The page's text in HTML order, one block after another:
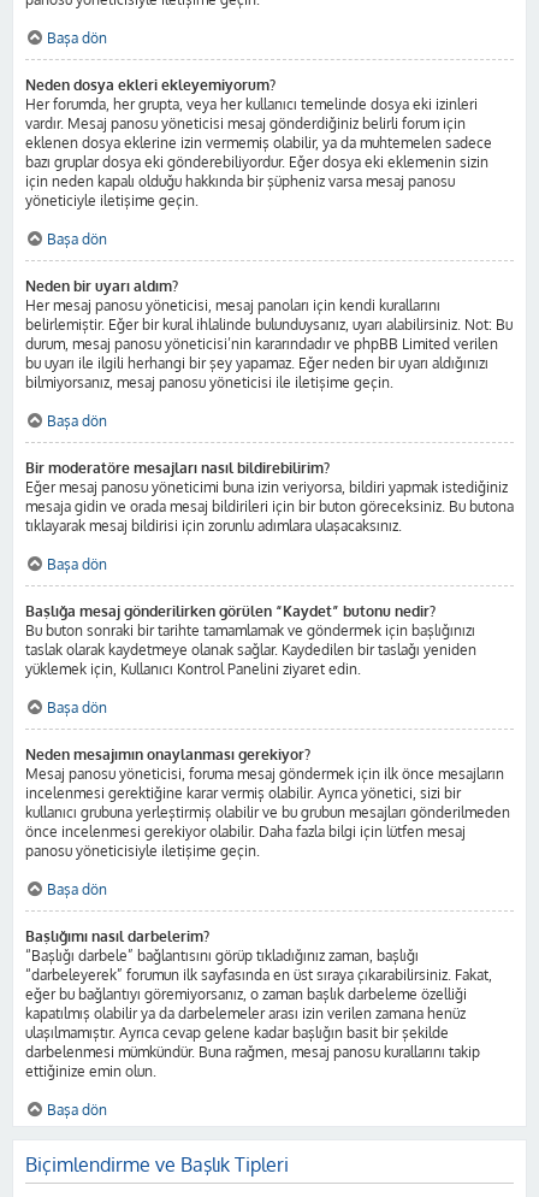
Başa dön
Neden dosya ekleri ekleyemiyorum?
Her forumda, her grupta, veya her kullanıcı temelinde dosya eki izinleri
vardır. Mesaj panosu yöneticisi mesaj gönderdiğiniz belirli forum için
eklenen dosya eklerine izin vermemiş olabilir, ya da muhtemelen sadece
bazı gruplar dosya eki gönderebiliyordur. Eğer dosya eki eklemenin sizin
için neden kapalı olduğu hakkında bir şüpheniz varsa mesaj panosu
yöneticiyle iletişime geçin.
Başa dön
Neden bir uyarı aldım?
Her mesaj panosu yöneticisi, mesaj panoları için kendi kurallarını
belirlemiştir. Eğer bir kural ihlalinde bulunduysanız, uyarı alabilirsiniz. Not: Bu
durum, mesaj panosu yöneticisi’nin kararındadır ve phpBB Limited verilen
bu uyarı ile ilgili herhangi bir şey yapamaz. Eğer neden bir uyarı aldığınızı
bilmiyorsanız, mesaj panosu yöneticisi ile iletişime geçin.
Başa dön
Bir moderatöre mesajları nasıl bildirebilirim?
Eğer mesaj panosu yöneticimi buna izin veriyorsa, bildiri yapmak istediğiniz
mesaja gidin ve orada mesaj bildirileri için bir buton göreceksiniz. Bu butona
tıklayarak mesaj bildirisi için zorunlu adımlara ulaşacaksınız.
Başa dön
Başlığa mesaj gönderilirken görülen “Kaydet” butonu nedir?
Bu buton sonraki bir tarihte tamamlamak ve göndermek için başlığınızı
taslak olarak kaydetmeye olanak sağlar. Kaydedilen bir taslağı yeniden
yüklemek için, Kullanıcı Kontrol Panelini ziyaret edin.
Başa dön
Neden mesajımın onaylanması gerekiyor?
Mesaj panosu yöneticisi, foruma mesaj göndermek için ilk önce mesajların
incelenmesi gerektiğine karar vermiş olabilir. Ayrıca yönetici, sizi bir
kullanıcı grubuna yerleştirmiş olabilir ve bu grubun mesajları gönderilmeden
önce incelenmesi gerekiyor olabilir. Daha fazla bilgi için lütfen mesaj
panosu yöneticisiyle iletişime geçin.
Başa dön
Başlığımı nasıl darbelerim?
“Başlığı darbele” bağlantısını görüp tıkladığınız zaman, başlığı
“darbeleyerek” forumun ilk sayfasında en üst sıraya çıkarabilirsiniz. Fakat,
eğer bu bağlantıyı göremiyorsanız, o zaman başlık darbeleme özelliği
kapatılmış olabilir ya da darbelemeler arası izin verilen zamana henüz
ulaşılmamıştır. Ayrıca cevap gelene kadar başlığın basit bir şekilde
darbelenmesi mümkündür. Buna rağmen, mesaj panosu kurallarını takip
ettiğinize emin olun.
Başa dön
Biçimlendirme ve Başlık Tipleri